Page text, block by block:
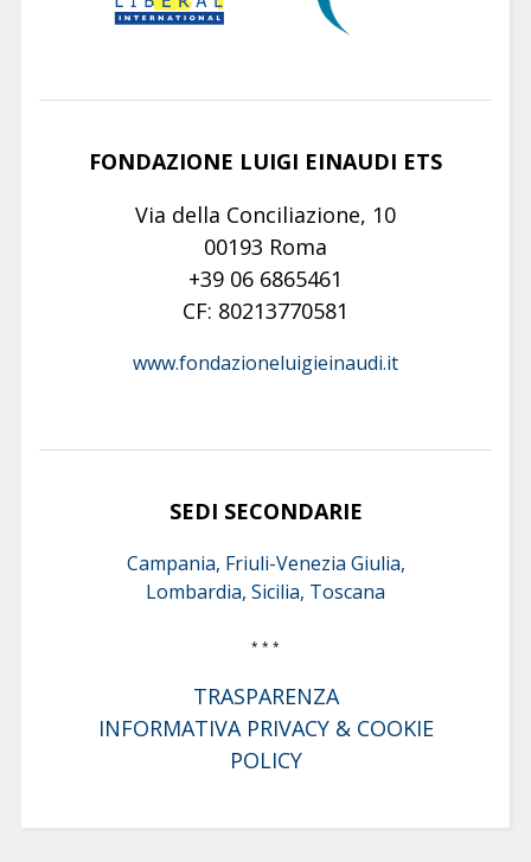
FONDAZIONE LUIGI EINAUDI ETS
Via della Conciliazione, 10
00193 Roma
+39 06 6865461
CF: 80213770581
www.fondazioneluigieinaudi.it
SEDI SECONDARIE
Campania, Friuli-Venezia Giulia,
Lombardia, Sicilia, Toscana
* * *
TRASPARENZA
INFORMATIVA PRIVACY & COOKIE
POLICY